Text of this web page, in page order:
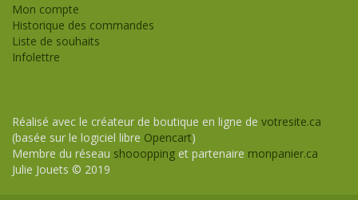
Mon compte
Historique des commandes
Liste de souhaits
Infolettre
Réalisé avec le créateur de boutique en ligne de votresite.ca
(basée sur le logiciel libre Opencart)
Membre du réseau shooopping et partenaire monpanier.ca
Julie Jouets © 2019